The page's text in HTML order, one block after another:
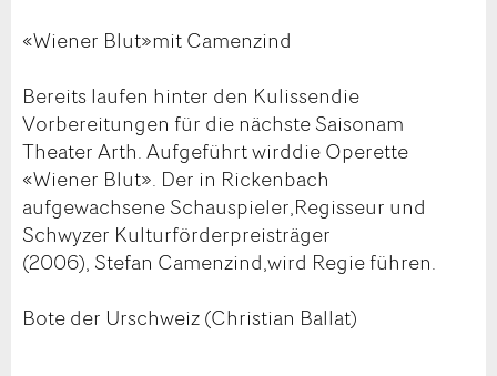
«Wiener Blut»mit Camenzind
Bereits laufen hinter den Kulissendie
Vorbereitungen für die nächste Saisonam
Theater Arth. Aufgeführt wirddie Operette
«Wiener Blut». Der in Rickenbach
aufgewachsene Schauspieler,Regisseur und
Schwyzer Kulturförderpreisträger
(2006), Stefan Camenzind,wird Regie führen.
Bote der Urschweiz (Christian Ballat)